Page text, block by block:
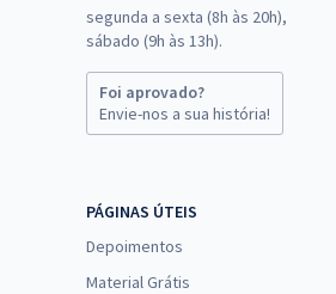
segunda a sexta (8h às 20h),
sábado (9h às 13h).
Foi aprovado?
Envie-nos a sua história!
PÁGINAS ÚTEIS
Depoimentos
Material Grátis